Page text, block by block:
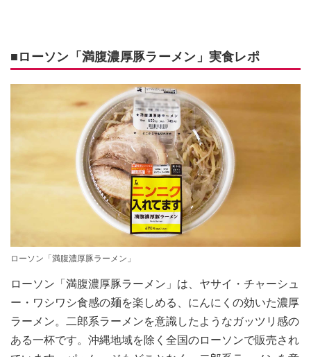
■ローソン「満腹濃厚豚ラーメン」実食レポ
ローソン「満腹濃厚豚ラーメン」
ローソン「満腹濃厚豚ラーメン」は、ヤサイ・チャーシュ
ー・ワシワシ食感の麺を楽しめる、にんにくの効いた濃厚
ラーメン。二郎系ラーメンを意識したようなガッツリ感の
ある一杯です。沖縄地域を除く全国のローソンで販売され